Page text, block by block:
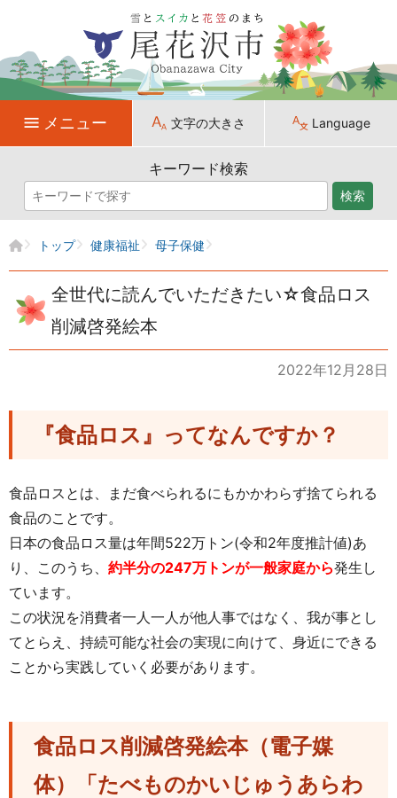
メニュー 文字の大きさ Language
キーワード検索
検索
トップ 健康福祉 母子保健
全世代に読んでいただきたい☆食品ロス
削減啓発絵本
2022年12月28日
『食品ロス』ってなんですか？
食品ロスとは、まだ食べられるにもかかわらず捨てられる
食品のことです。
日本の食品ロス量は年間522万トン(令和2年度推計値)あ
り、このうち、 約半分の247万トンが一般家庭から発生し
ています。
この状況を消費者一人一人が他人事ではなく、我が事とし
てとらえ、持続可能な社会の実現に向けて、身近にできる
ことから実践していく必要があります。
食品ロス削減啓発絵本（電子媒
体）「たべものかいじゅうあらわ